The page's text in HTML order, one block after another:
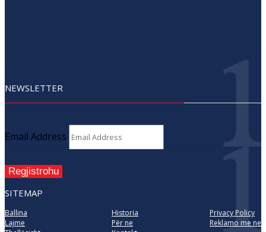
NEWSLETTER
Email Address
Regjistrohu
SITEMAP
Ballina
Lajme
Historia
Për ne
Privacy Policy
Reklamo me ne